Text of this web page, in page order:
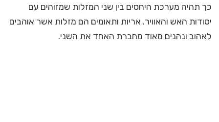
כך תהיה מערכת היחסים בין שני המזלות שמזוהים עם
יסודות האש והאוויר. אריות ותאומים הם מזלות אשר אוהבים
לאהוב ונהנים מאוד מחברת האחד את השני.